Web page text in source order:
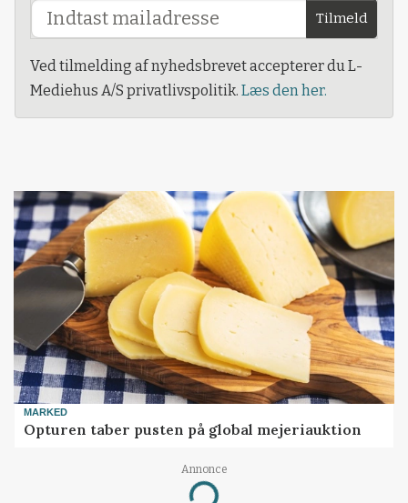
Tilmeld
Ved tilmelding af nyhedsbrevet accepterer du L-
Mediehus A/S privatlivspolitik. Læs den her.
MARKED
Opturen taber pusten på global mejeriauktion
Annonce